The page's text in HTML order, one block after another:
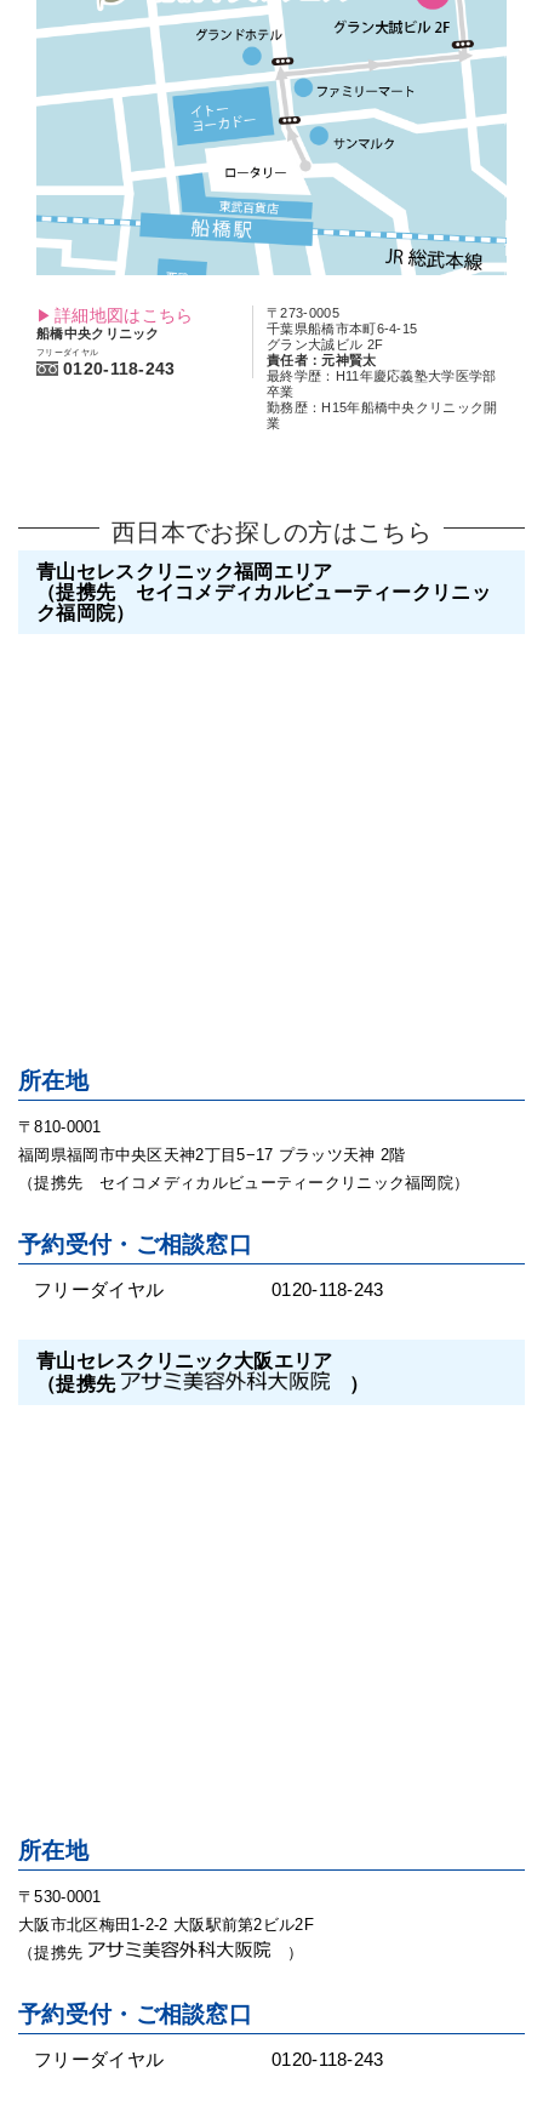
詳細地図はこちら
船橋中央クリニック
フリーダイヤル
0120-118-243
〒273-0005
千葉県船橋市本町6-4-15
グラン大誠ビル 2F
責任者：元神賢太
最終学歴：H11年慶応義塾大学医学部
卒業
勤務歴：H15年船橋中央クリニック開
業
西日本でお探しの方はこちら
青山セレスクリニック福岡エリア
（提携先 セイコメディカルビューティークリニッ
ク福岡院）
所在地
〒810-0001
福岡県福岡市中央区天神2丁目5−17 プラッツ天神 2階
（提携先 セイコメディカルビューティークリニック福岡院）
予約受付・ご相談窓口
フリーダイヤル 0120-118-243
青山セレスクリニック大阪エリア
（提携先
）
所在地
〒530-0001
大阪市北区梅田1-2-2 大阪駅前第2ビル2F
（提携先
）
予約受付・ご相談窓口
フリーダイヤル 0120-118-243